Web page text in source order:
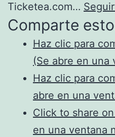
Ticketea.com…
Comparte
Haz clic para
(Se abre en una
Haz clic para
abre en una
Click to share
en una ventana